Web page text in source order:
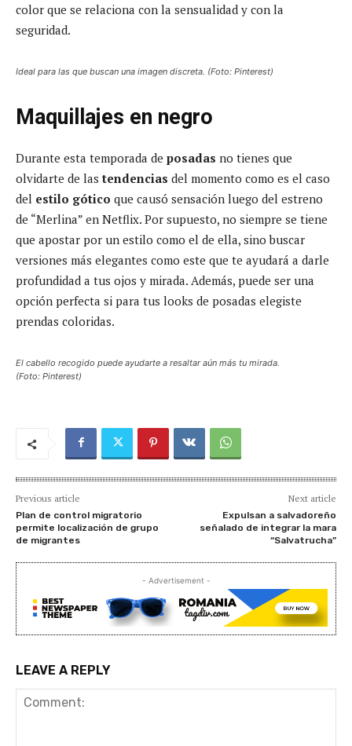
color que se relaciona con la sensualidad y con la
seguridad.
Ideal para las que buscan una imagen discreta. (Foto: Pinterest)
Maquillajes en negro
Durante esta temporada de posadas no tienes que
olvidarte de lastendencias del momento como es el caso
del estilo gótico que causó sensación luego del estreno
de “Merlina” en Netflix. Por supuesto, no siempre se tiene
que apostar por un estilo como el de ella, sino buscar
versiones más elegantes como este que te ayudará a darle
profundidad a tus ojos y mirada. Además, puede ser una
opción perfecta si para tus looks de posadas elegiste
prendas coloridas.
El cabello recogido puede ayudarte a resaltar aún más tu mirada.
(Foto: Pinterest)
Previous article
Plan de control migratorio
permite localización de grupo
de migrantes
Next article
Expulsan a salvadoreño
señalado de integrar la mara
“Salvatrucha”
- Advertisement -
LEAVE A REPLY